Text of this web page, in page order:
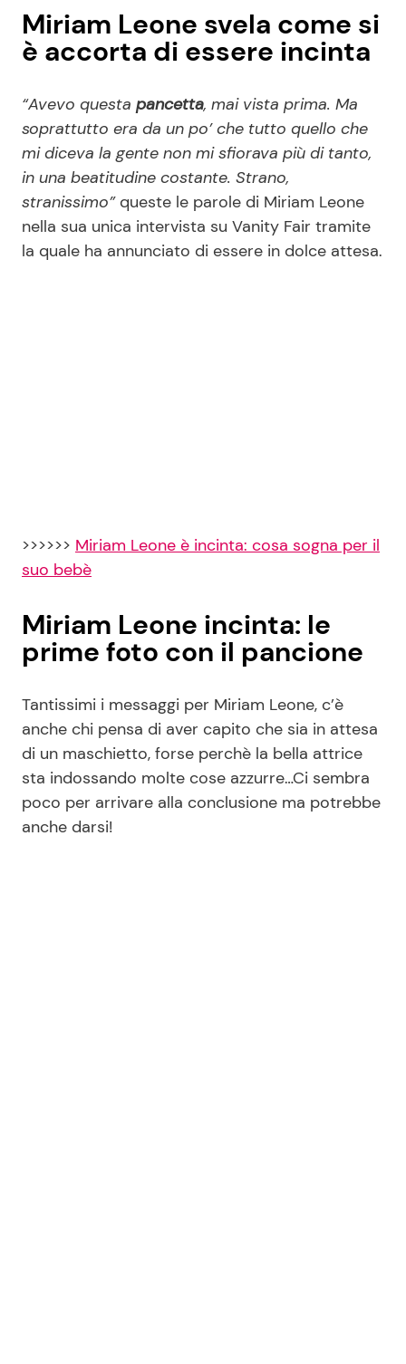
Redazione
Contattaci
Privacy Policy
Miriam Leone svela come si
è accorta di essere incinta
“Avevo questa pancetta, mai vista prima. Ma
soprattutto era da un po’ che tutto quello che
mi diceva la gente non mi sfiorava più di tanto,
in una beatitudine costante. Strano,
stranissimo”queste le parole di Miriam Leone
nella sua unica intervista su Vanity Fair tramite
la quale ha annunciato di essere in dolce attesa.
>>>>>> Miriam Leone è incinta: cosa sogna per il
suo bebè
Miriam Leone incinta: le
prime foto con il pancione
Tantissimi i messaggi per Miriam Leone, c’è
anche chi pensa di aver capito che sia in attesa
di un maschietto, forse perchè la bella attrice
sta indossando molte cose azzurre…Ci sembra
poco per arrivare alla conclusione ma potrebbe
anche darsi!